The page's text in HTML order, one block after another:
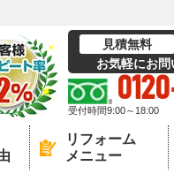
見積無料
お気軽にお
受付時間9:00～18:00
リフォーム
メニュー